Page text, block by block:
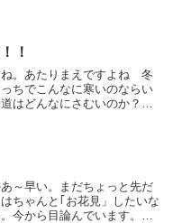
！
ね。あたりまえですよね 冬
ちでこんなに寒いのならい
はどんなにさむいのか？！
～早い。まだちょっと先だ
ちゃんと｢お花見」したいな
今から目論んでいます。屋